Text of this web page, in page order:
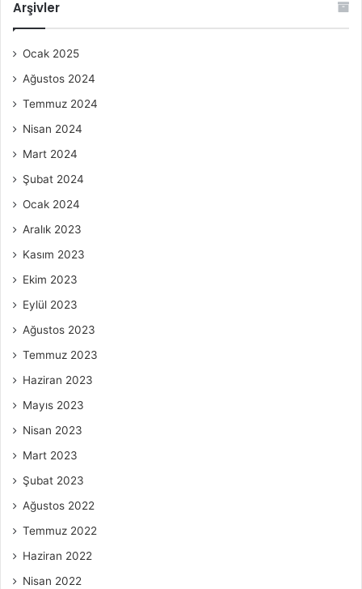
Arşivler
Ocak 2025
Ağustos 2024
Temmuz 2024
Nisan 2024
Mart 2024
Şubat 2024
Ocak 2024
Aralık 2023
Kasım 2023
Ekim 2023
Eylül 2023
Ağustos 2023
Temmuz 2023
Haziran 2023
Mayıs 2023
Nisan 2023
Mart 2023
Şubat 2023
Ağustos 2022
Temmuz 2022
Haziran 2022
Nisan 2022